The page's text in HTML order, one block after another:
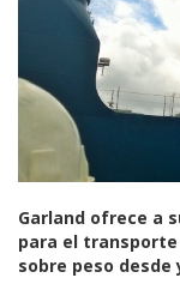
Garland ofrece a
para el
sobre peso